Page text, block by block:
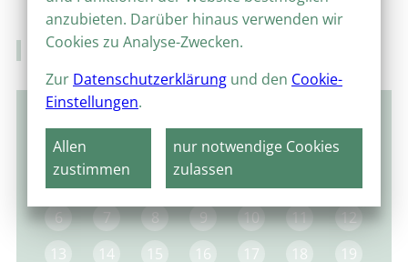
Veranstaltungskalender
MO DO FR SA
2
6
7 8 9 10 11
12
13
14 15 16 17 18
19
anzubieten. Darüber hinaus verwenden wir
Cookies zu Analyse-Zwecken.
Zur Datenschutzerklärung und den Cookie-
Einstellungen.
Allen
zustimmen
nur notwendige Cookies
zulassen